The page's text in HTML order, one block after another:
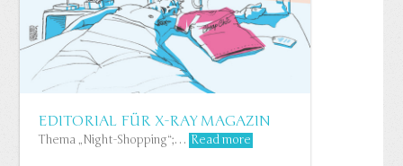
EDITORIAL FÜR X-RAY MAGAZIN
Thema „Night-Shopping“;… Read more